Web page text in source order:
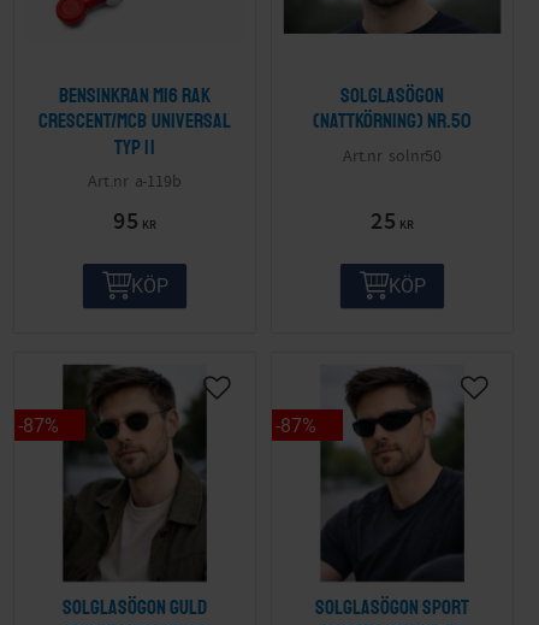
Bensinkran M16 Rak
Crescent/MCB Universal
Typ II
a-119b
95 KR
KÖP
Solglasögon
(nattkörning) nr.50
solnr50
25 KR
KÖP
Solglasögon guld
87%
Solglasögon sport
87%